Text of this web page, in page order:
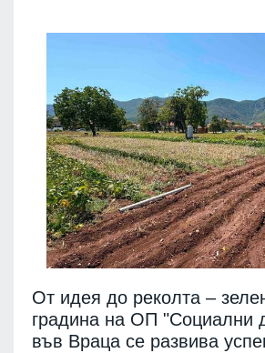
От идея до реколта –
градина на ОП "Социални
във Враца се развива